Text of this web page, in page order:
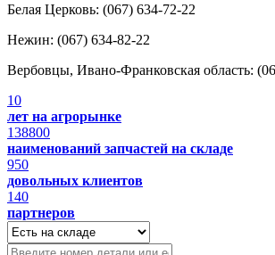
Белая Церковь: (067) 634-72-22
Нежин: (067) 634-82-22
Вербовцы, Ивано-Франковская область:
10
лет на агрорынке
138800
наименований запчастей на складе
950
довольных клиентов
140
партнеров